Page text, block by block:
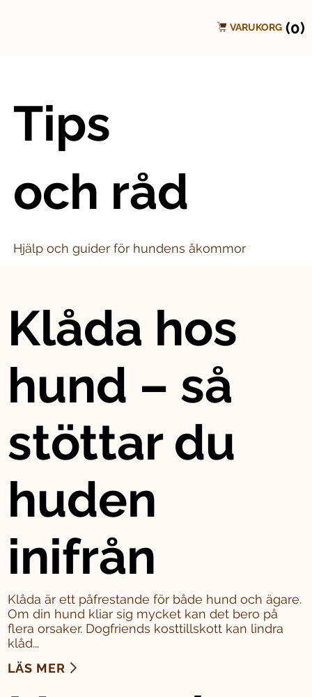
VARUKORG (0)
Tips
och råd
Hjälp och guider för hundens åkommor
Klåda hos
hund – så
stöttar du
huden
inifrån
Klåda är ett påfrestande för både hund och ägare.
Om din hund kliar sig mycket kan det bero på
flera orsaker. Dogfriends kosttillskott kan lindra
klåd...
LÄS MER